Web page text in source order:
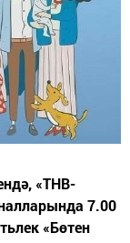
«ТНВ-
7.00
«Бөтен